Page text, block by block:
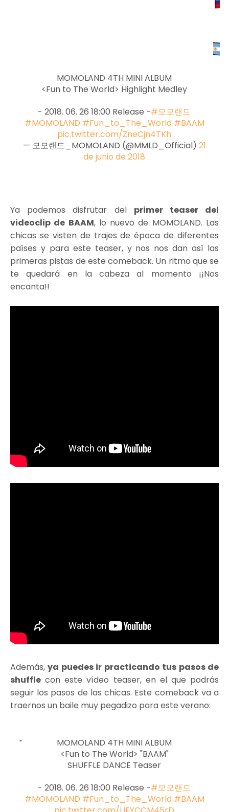
MOMOLAND 4TH MINI ALBUM
<Fun to The World> Highlight Medley
- 2018. 06. 26 18:00 Release -#모모랜드
#MOMOLAND #Fun_to_The_World #BAAM
pic.twitter.com/ZneCjn4TKh
— 모모랜드_MOMOLAND (@MMLD_Official) 21
de junio de 2018
Ya podemos disfrutar del primer teaser del
videoclip de BAAM, lo nuevo de MOMOLAND. Las
chicas se visten de trajes de época de diferentes
países y para este teaser, y nos nos dan así las
primeras pistas de este comeback. Un ritmo que se
te quedará en la cabeza al momento ¡¡Nos
encanta!!
Además,ya puedes ir practicando tus pasos de
shuffle con este vídeo teaser, en el que podrás
seguir los pasos de las chicas. Este comeback va a
traernos un baile muy pegadizo para este verano:
MOMOLAND 4TH MINI ALBUM
<Fun to The World> "BAAM"
SHUFFLE DANCE Teaser
- 2018. 06. 26 18:00 Release -#모모랜드
#MOMOLAND #Fun_to_The_World #BAAM